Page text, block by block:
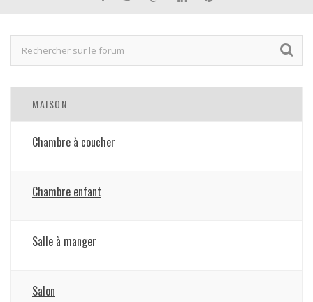
MAISON
Chambre à coucher
Chambre enfant
Salle à manger
Salon